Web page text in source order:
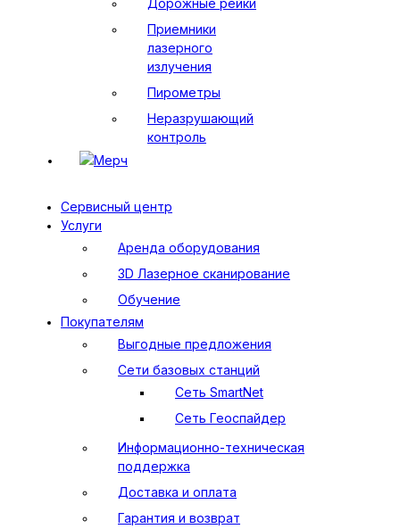
Дорожные рейки
Приемники
лазерного
излучения
Пирометры
Неразрушающий
контроль
Мерч
Сервисный центр
Услуги
Аренда оборудования
3D Лазерное сканирование
Обучение
Покупателям
Выгодные предложения
Сети базовых станций
Сеть SmartNet
Сеть Геоспайдер
Информационно-техническая
поддержка
Доставка и оплата
Гарантия и возврат